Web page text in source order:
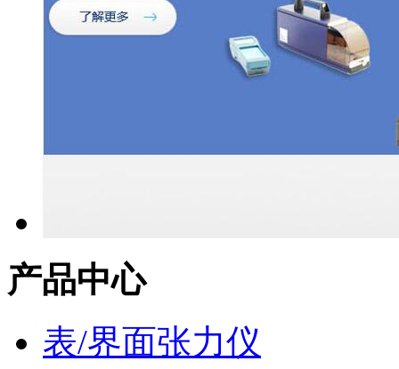
产品中心
表/界面张力仪